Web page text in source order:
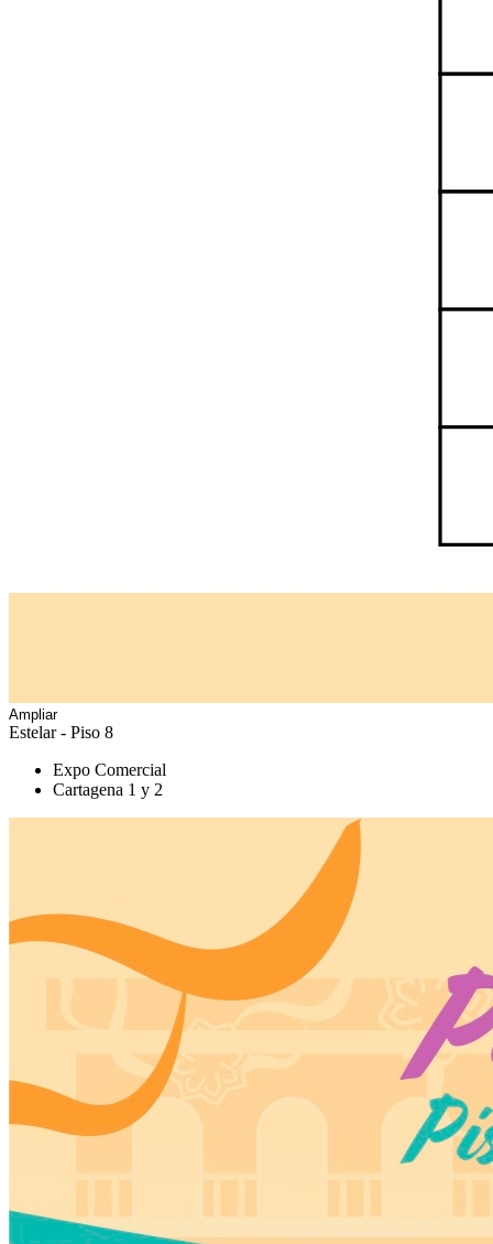
Ampliar
Estelar - Piso 8
Expo Comercial
Cartagena 1 y 2